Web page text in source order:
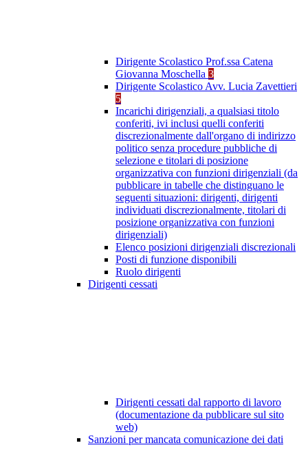
Dirigente Scolastico Prof.ssa Catena
Giovanna Moschella 3
Dirigente Scolastico Avv. Lucia Zavettieri
5
Incarichi dirigenziali, a qualsiasi titolo
conferiti, ivi inclusi quelli conferiti
discrezionalmente dall'organo di indirizzo
politico senza procedure pubbliche di
selezione e titolari di posizione
organizzativa con funzioni dirigenziali (da
pubblicare in tabelle che distinguano le
seguenti situazioni: dirigenti, dirigenti
individuati discrezionalmente, titolari di
posizione organizzativa con funzioni
dirigenziali)
Elenco posizioni dirigenziali discrezionali
Posti di funzione disponibili
Ruolo dirigenti
Dirigenti cessati
Dirigenti cessati dal rapporto di lavoro
(documentazione da pubblicare sul sito
web)
Sanzioni per mancata comunicazione dei dati